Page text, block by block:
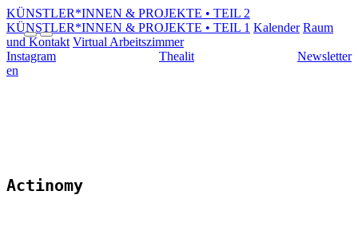
KÜNSTLER*INNEN & PROJEKTE • TEIL 2
KÜNSTLER*INNEN & PROJEKTE • TEIL 1 Kalender Raum
und Kontakt Virtual Arbeitszimmer
Instagram
Thealit
Newsletter
en
Actinomy